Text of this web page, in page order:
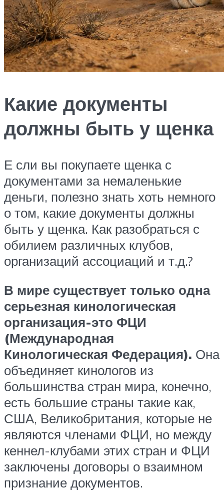
Какие документы
должны быть у щенка
Е сли вы покупаете щенка с
документами за немаленькие
деньги, полезно знать хоть немного
о том, какие документы должны
быть у щенка. Как разобраться с
обилием различных клубов,
организаций ассоциаций и т.д.?
В мире существует только одна
серьезная кинологическая
организация-это ФЦИ
(Международная
Кинологическая Федерация). Она
объединяет кинологов из
большинства стран мира, конечно,
есть большие страны такие как,
США, Великобритания, которые не
являются членами ФЦИ, но между
кеннел-клубами этих стран и ФЦИ
заключены договоры о взаимном
признание документов.